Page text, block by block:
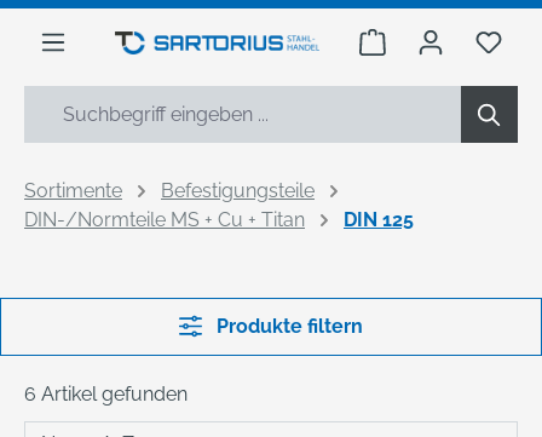
springen
Warenkorb Du
Sortimente
Befestigungsteile
DIN-/Normteile MS + Cu + Titan
DIN 125
Produkte filtern
6 Artikel gefunden